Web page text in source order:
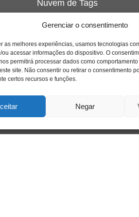
Gerenciar o consentimento
as melhores experiências, usamos tecnologias
ou acessar informações do dispositivo. O
permitirá processar dados como
site. Não consentir ou retirar o consentimento
certos recursos e funções.
Negar
Nuvem de Tags
crianca cuidado cultura depressao
educação
freud infância insight jung liberdade
loucura luto maternidade
psicologia